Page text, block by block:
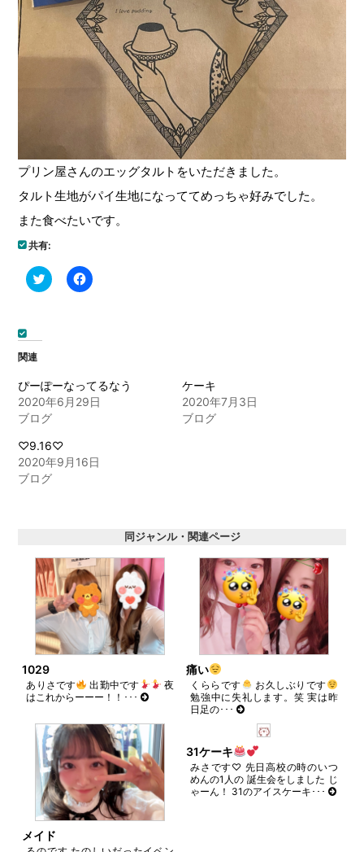
プリン屋さんのエッグタルトをいただきました。
タルト生地がパイ生地になっててめっちゃ好みでした。
また食べたいです。
共有:
ク
リ
(新
し
い
ウ
ィ
ド
ウ
で
開
Facebook
で
ッ
ク
し
い
(新
開
き
ま
す)
関連
ぴーぽーなってるなう
2020年6月29日
ブログ
ケーキ
2020年7月3日
ブログ
♡9.16♡
2020年9月16日
ブログ
同ジャンル・関連ページ
1029
ありさです 出勤中です
夜
はこれからーーー！！･･･
痛い
くららです
お久しぶりです
勉強中に失礼します。笑 実は昨
日足の･･･
メイド
31ケーキ
みさです♡ 先日高校の時のいつ
めんの1人の 誕生会をしました じ
ゃーん！ 31のアイスケーキ･･･